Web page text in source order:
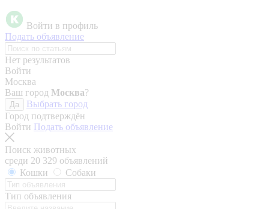
Войти в профиль
Подать объявление
Нет результатов
Войти
Москва
Ваш город Москва?
Да
Выбрать город
Город подтверждён
Войти Подать объявление
Поиск животных
среди 20 329 объявлений
Кошки
Собаки
Тип объявления